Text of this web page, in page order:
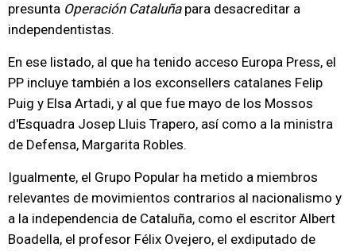
presunta Operación Cataluñapara desacreditar a
independentistas.
En ese listado, al que ha tenido acceso Europa Press, el
PP incluye también a los exconsellers catalanes Felip
Puig y Elsa Artadi, y al que fue mayo de los Mossos
d'Esquadra Josep Lluis Trapero, así como a la ministra
de Defensa, Margarita Robles.
Igualmente, el Grupo Popular ha metido a miembros
relevantes de movimientos contrarios al nacionalismo y
a la independencia de Cataluña, como el escritor Albert
Boadella, el profesor Félix Ovejero, el exdiputado de